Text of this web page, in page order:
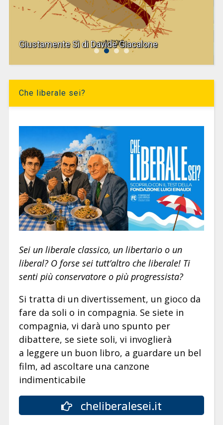
Giustamente Sì di Davide Giacalone
Che liberale sei?
Sei un liberale classico, un libertario o un
liberal? O forse sei tutt’altro che liberale! Ti
senti più conservatore o più progressista?
Si tratta di un divertissement, un gioco da
fare da soli o in compagnia. Se siete in
compagnia, vi darà uno spunto per
dibattere, se siete soli, vi invoglierà
a leggere un buon libro, a guardare un bel
film, ad ascoltare una canzone
indimenticabile
cheliberalesei.it